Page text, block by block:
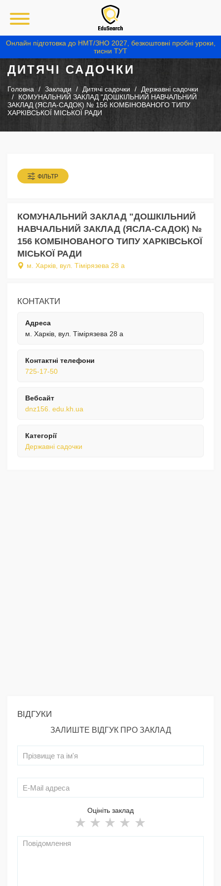
Онлайн підготовка до НМТ/ЗНО 2027, безкоштовні пробні уроки,
тисни ТУТ
ДИТЯЧІ САДОЧКИ
Головна Заклади Дитячі садочки
Державні садочки
КОМУНАЛЬНИЙ ЗАКЛАД "ДОШКІЛЬНИЙ НАВЧАЛЬНИЙ
ЗАКЛАД (ЯСЛА-САДОК) № 156 КОМБІНОВАНОГО ТИПУ
ХАРКІВСЬКОЇ МІСЬКОЇ РАДИ
ФІЛЬТР
КОМУНАЛЬНИЙ ЗАКЛАД "ДОШКІЛЬНИЙ
НАВЧАЛЬНИЙ ЗАКЛАД (ЯСЛА-САДОК) №
156 КОМБІНОВАНОГО ТИПУ ХАРКІВСЬКОЇ
МІСЬКОЇ РАДИ
м. Харків, вул. Тімірязева 28 а
КОНТАКТИ
Адреса
м. Харків, вул. Тімірязева 28 а
Контактні телефони
725-17-50
Вебсайт
dnz156. edu.kh.ua
Категорії
Державні садочки
ВІДГУКИ
ЗАЛИШТЕ ВІДГУК ПРО ЗАКЛАД
Оцініть заклад